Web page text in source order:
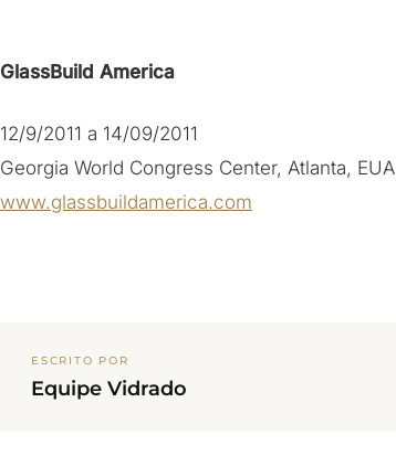
GlassBuild America
12/9/2011 a 14/09/2011
Georgia World Congress Center, Atlanta, EUA
www.glassbuildamerica.com
ESCRITO POR
Equipe Vidrado